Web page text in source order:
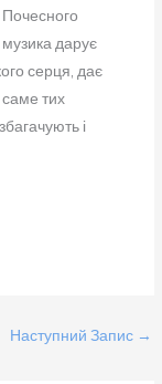
Почесного
дарує
серця, дає
саме тих
і
Наступний Запис →